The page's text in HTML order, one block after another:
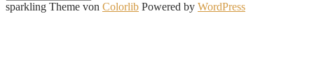
sparkling Theme von Colorlib Powered by WordPress